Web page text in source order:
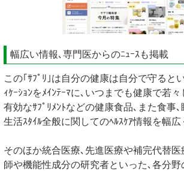
幅広い情報､専門医からのﾆｭｰｽも掲載
この｢ｻﾌﾟﾘ｣は自分の健康は自分で守ると
ｨｹｰｼｮﾝをﾒｲﾝﾃｰﾏに､いつまでも健康で若
有効なｻﾌﾟﾘﾒﾝﾄなどの健康食品､また食事
生活ｽﾀｲﾙ全般に関してのﾍﾙｽｹｱ情報を幅広
そのほか統合医療､先進医療や補完代替
師や機能性成分の研究者といった､各分野